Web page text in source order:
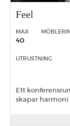
Feel
MAX
40
UTRUSTNING
Ett
skapar harmoni